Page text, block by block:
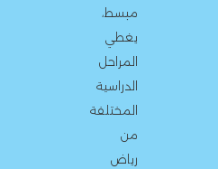
مبسط،
يغطي
المراحل
الدراسية
المختلفة
من
رياض